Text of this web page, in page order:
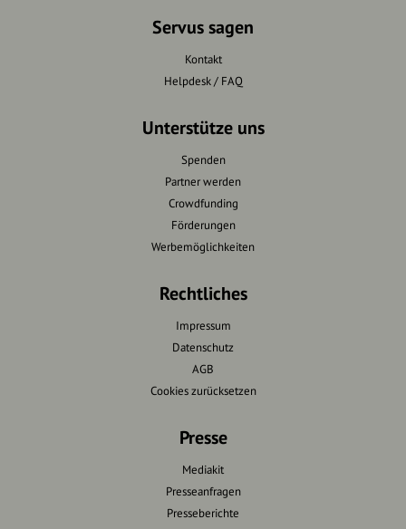
Servus sagen
Kontakt
Helpdesk / FAQ
Unterstütze uns
Spenden
Partner werden
Crowdfunding
Förderungen
Werbemöglichkeiten
Rechtliches
Impressum
Datenschutz
AGB
Cookies zurücksetzen
Presse
Mediakit
Presseanfragen
Presseberichte